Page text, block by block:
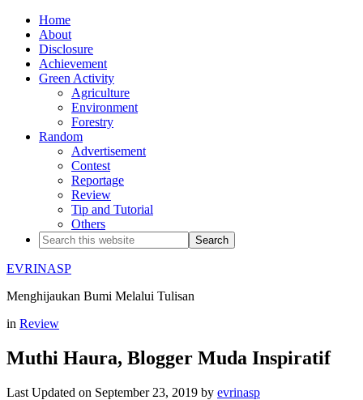
Home
About
Disclosure
Achievement
Green Activity
Agriculture
Environment
Forestry
Random
Advertisement
Contest
Reportage
Review
Tip and Tutorial
Others
EVRINASP
Menghijaukan Bumi Melalui Tulisan
in Review
Muthi Haura, Blogger Muda Inspiratif
Last Updated on September 23, 2019 by evrinasp